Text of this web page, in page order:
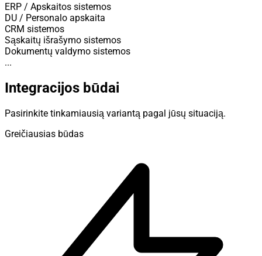
ERP / Apskaitos sistemos
DU / Personalo apskaita
CRM sistemos
Sąskaitų išrašymo sistemos
Dokumentų valdymo sistemos
...
Integracijos būdai
Pasirinkite tinkamiausią variantą pagal jūsų situaciją.
Greičiausias būdas